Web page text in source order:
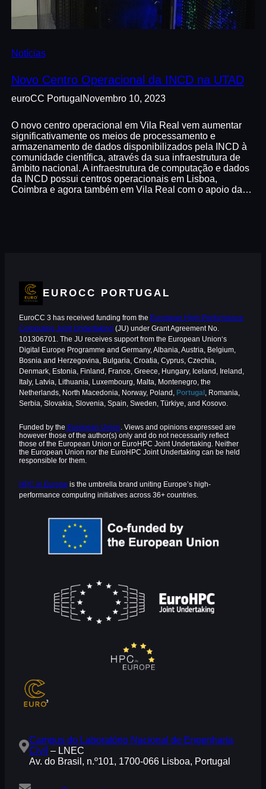
Notícias
Novo Centro Operacional da INCD na UTAD
euroCC Portugal Novembro 10, 2023
O novo centro operacional em Vila Real vem aumentar
significativamente os meios de processamento e
armazenamento de dados disponibilizados pela INCD à
comunidade científica, através da sua infraestrutura de
âmbito nacional. A infraestrutura de computação e dados
da INCD possui centros operacionais em Lisboa,
Coimbra e agora também em Vila Real com o apoio da…
EUROCC PORTUGAL
EuroCC 3 has received funding from the European High-Performance
Computing Joint Undertaking (JU) under Grant Agreement No.
101306701. The JU receives support from the European Union‘s
Digital Europe Programme and Germany, Albania, Austria, Belgium,
Bosnia and Herzegovina, Bulgaria, Croatia, Cyprus, Czechia,
Denmark, Estonia, Finland, France, Greece, Hungary, Iceland, Ireland,
Italy, Latvia, Lithuania, Luxembourg, Malta, Montenegro, the
Netherlands, North Macedonia, Norway, Poland, Portugal , Romania,
Serbia, Slovakia, Slovenia, Spain, Sweden, Türkiye, and Kosovo.
Funded by the European Union . Views and opinions expressed are
however those of the author(s) only and do not necessarily reflect
those of the European Union or EuroHPC Joint Undertaking. Neither
the European Union nor the EuroHPC Joint Undertaking can be held
responsible for them.
HPC in Europe is the umbrella brand uniting Europe’s high-
performance computing initiatives across 36+ countries.
Campus do Laboratório Nacional de Engenharia
Civil – LNEC
Av. do Brasil, n.º101, 1700-066 Lisboa, Portugal